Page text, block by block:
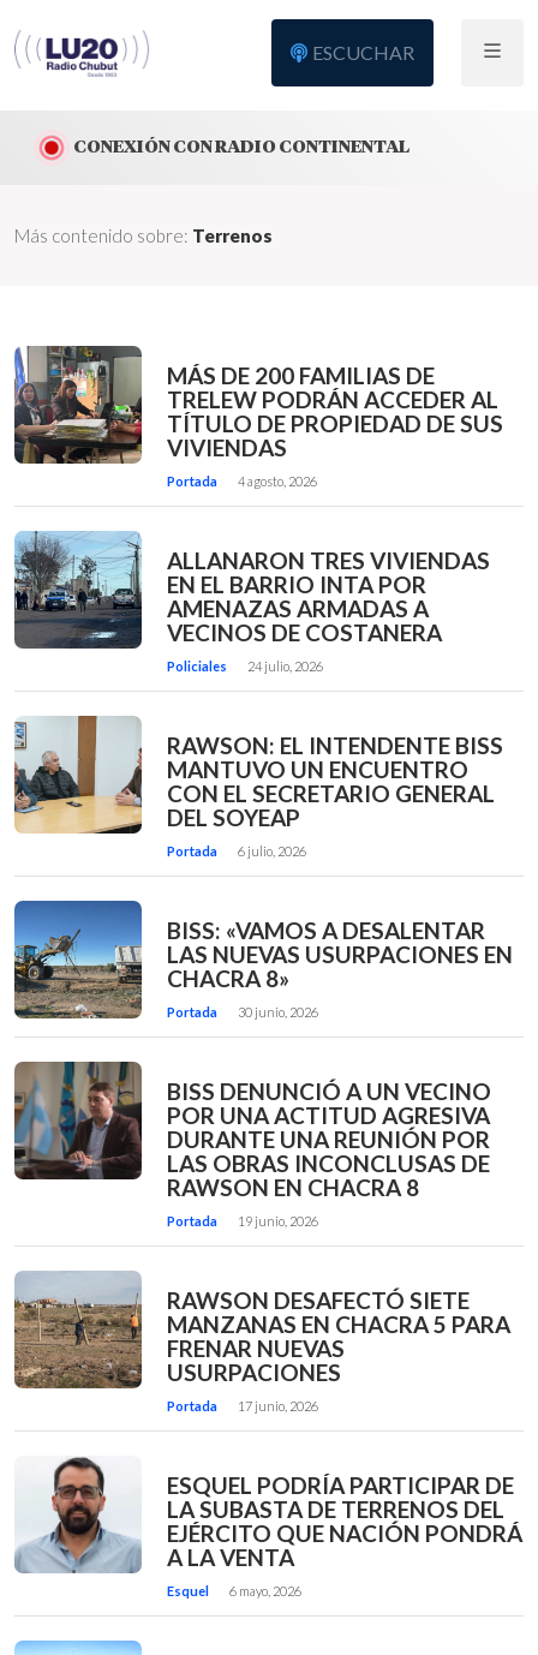
ESCUCHAR
CONEXIÓN CON RADIO CONTINENTAL
Más contenido sobre: Terrenos
MÁS DE 200 FAMILIAS DE
TRELEW PODRÁN ACCEDER AL
TÍTULO DE PROPIEDAD DE SUS
VIVIENDAS
Portada 4 agosto, 2026
ALLANARON TRES VIVIENDAS
EN EL BARRIO INTA POR
AMENAZAS ARMADAS A
VECINOS DE COSTANERA
Policiales 24 julio, 2026
RAWSON: EL INTENDENTE BISS
MANTUVO UN ENCUENTRO
CON EL SECRETARIO GENERAL
DEL SOYEAP
Portada 6 julio, 2026
BISS: «VAMOS A DESALENTAR
LAS NUEVAS USURPACIONES EN
CHACRA 8»
Portada 30 junio, 2026
BISS DENUNCIÓ A UN VECINO
POR UNA ACTITUD AGRESIVA
DURANTE UNA REUNIÓN POR
LAS OBRAS INCONCLUSAS DE
RAWSON EN CHACRA 8
Portada 19 junio, 2026
RAWSON DESAFECTÓ SIETE
MANZANAS EN CHACRA 5 PARA
FRENAR NUEVAS
USURPACIONES
Portada 17 junio, 2026
ESQUEL PODRÍA PARTICIPAR DE
LA SUBASTA DE TERRENOS DEL
EJÉRCITO QUE NACIÓN PONDRÁ
A LA VENTA
Esquel 6 mayo, 2026